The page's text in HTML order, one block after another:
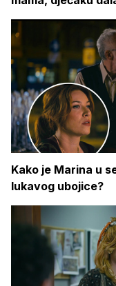
Kako je Marina u
lukavog ubojice?